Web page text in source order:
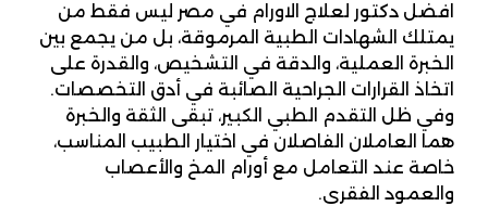
افضل دكتور لعلاج الاورام في مصر ليس فقط من
يمتلك الشهادات الطبية المرموقة، بل من يجمع بين
الخبرة العملية، والدقة في التشخيص، والقدرة على
اتخاذ القرارات الجراحية الصائبة في أدق التخصصات.
وفي ظل التقدم الطبي الكبير، تبقى الثقة والخبرة
هما العاملان الفاصلان في اختيار الطبيب المناسب،
خاصة عند التعامل مع أورام المخ والأعصاب
والعمود الفقري.